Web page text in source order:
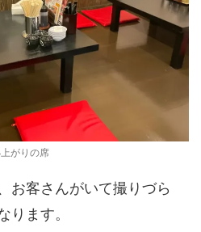
がりの席
お客さんがいて撮りづら
ります。